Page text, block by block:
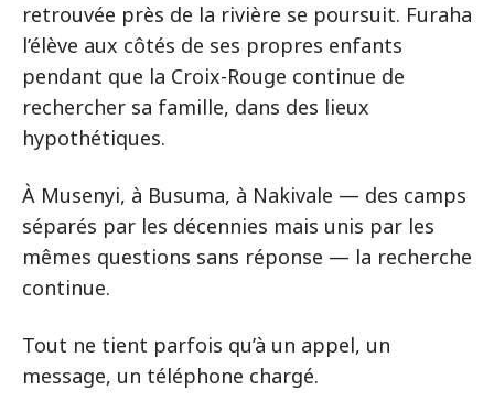
retrouvée près de la rivière se poursuit. Furaha
l’élève aux côtés de ses propres enfants
pendant que la Croix-Rouge continue de
rechercher sa famille, dans des lieux
hypothétiques.
À Musenyi, à Busuma, à Nakivale — des camps
séparés par les décennies mais unis par les
mêmes questions sans réponse — la recherche
continue.
Tout ne tient parfois qu’à un appel, un
message, un téléphone chargé.